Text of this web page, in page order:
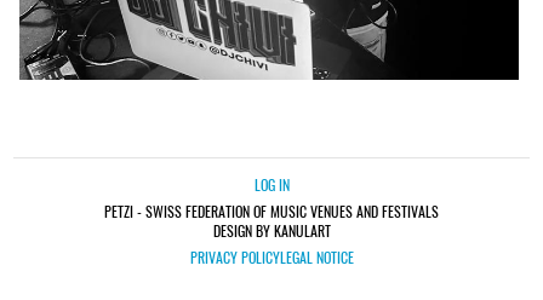
LOG IN
PETZI - SWISS FEDERATION OF MUSIC VENUES AND FESTIVALS
DESIGN BY KANULART
PRIVACY POLICYLEGAL NOTICE